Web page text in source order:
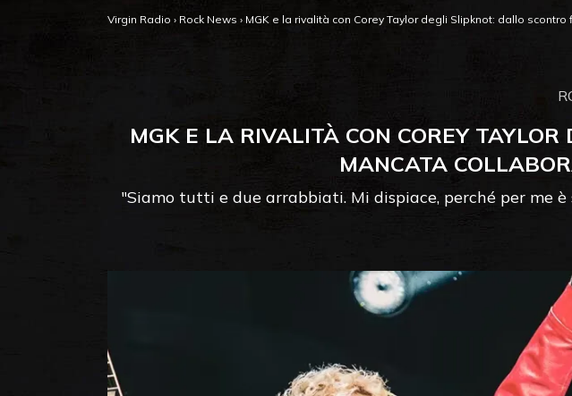
Virgin Radio › Rock News › MGK e la rivalità con Corey Taylor degli Slipknot: dallo
MGK E LA RIVALITÀ CON COREY
MANCATA
"Siamo tutti e due arrabbiati. Mi dispiace, perché per me